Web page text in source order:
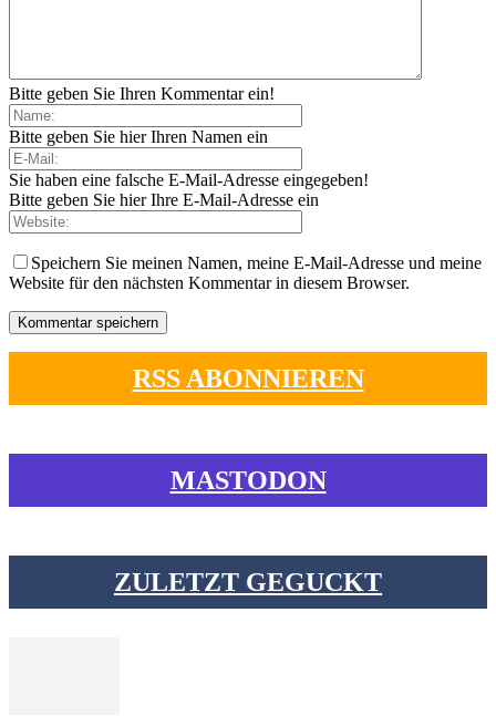
Bitte geben Sie Ihren Kommentar ein!
Bitte geben Sie hier Ihren Namen ein
Sie haben eine falsche E-Mail-Adresse eingegeben!
Bitte geben Sie hier Ihre E-Mail-Adresse ein
Speichern Sie meinen Namen, meine E-Mail-Adresse und meine
Website für den nächsten Kommentar in diesem Browser.
RSS ABONNIEREN
MASTODON
ZULETZT GEGUCKT